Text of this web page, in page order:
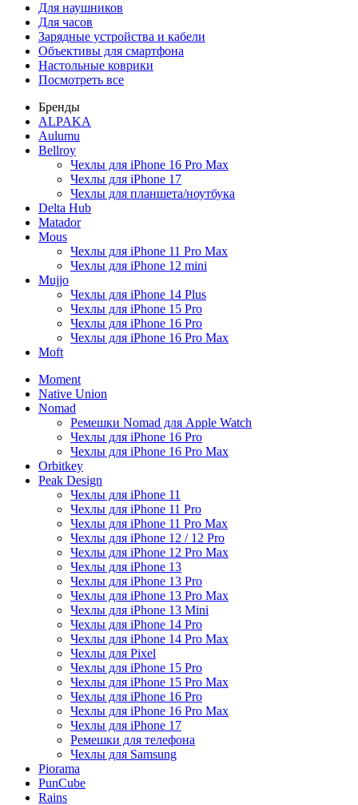
Для наушников
Для часов
Зарядные устройства и кабели
Объективы для смартфона
Настольные коврики
Посмотреть все
Бренды
ALPAKA
Aulumu
Bellroy
Чехлы для iPhone 16 Pro Max
Чехлы для iPhone 17
Чехлы для планшета/ноутбука
Delta Hub
Matador
Mous
Чехлы для iPhone 11 Pro Max
Чехлы для iPhone 12 mini
Mujjo
Чехлы для iPhone 14 Plus
Чехлы для iPhone 15 Pro
Чехлы для iPhone 16 Pro
Чехлы для iPhone 16 Pro Max
Moft
Moment
Native Union
Nomad
Ремешки Nomad для Apple Watch
Чехлы для iPhone 16 Pro
Чехлы для iPhone 16 Pro Max
Orbitkey
Peak Design
Чехлы для iPhone 11
Чехлы для iPhone 11 Pro
Чехлы для iPhone 11 Pro Max
Чехлы для iPhone 12 / 12 Pro
Чехлы для iPhone 12 Pro Max
Чехлы для iPhone 13
Чехлы для iPhone 13 Pro
Чехлы для iPhone 13 Pro Max
Чехлы для iPhone 13 Mini
Чехлы для iPhone 14 Pro
Чехлы для iPhone 14 Pro Max
Чехлы для Pixel
Чехлы для iPhone 15 Pro
Чехлы для iPhone 15 Pro Max
Чехлы для iPhone 16 Pro
Чехлы для iPhone 16 Pro Max
Чехлы для iPhone 17
Ремешки для телефона
Чехлы для Samsung
Piorama
PunCube
Rains